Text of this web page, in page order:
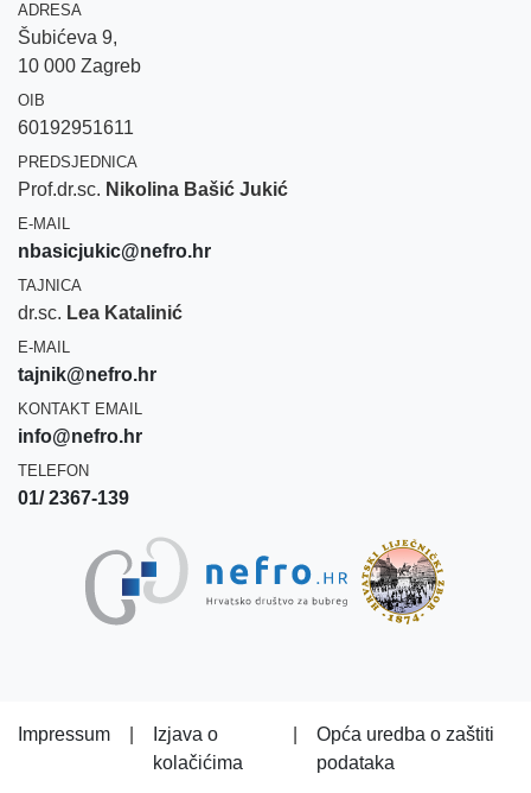
ADRESA
Šubićeva 9,
10 000 Zagreb
OIB
60192951611
PREDSJEDNICA
Prof.dr.sc. Nikolina Bašić Jukić
E-MAIL
nbasicjukic@nefro.hr
TAJNICA
dr.sc. Lea Katalinić
E-MAIL
tajnik@nefro.hr
KONTAKT EMAIL
info@nefro.hr
TELEFON
01/ 2367-139
Impressum
Izjava o
kolačićima
Opća uredba o zaštiti
podataka